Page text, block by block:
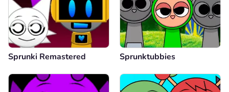
Sprunki Remastered Sprunktubbies